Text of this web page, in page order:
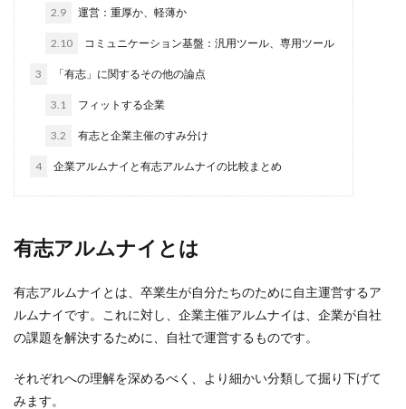
2.9 運営：重厚か、軽薄か
2.10 コミュニケーション基盤：汎用ツール、専用ツール
3 「有志」に関するその他の論点
3.1 フィットする企業
3.2 有志と企業主催のすみ分け
4 企業アルムナイと有志アルムナイの比較まとめ
有志アルムナイとは
有志アルムナイとは、卒業生が自分たちのために自主運営するア
ルムナイです。これに対し、企業主催アルムナイは、企業が自社
の課題を解決するために、自社で運営するものです。
それぞれへの理解を深めるべく、より細かい分類して掘り下げて
みます。